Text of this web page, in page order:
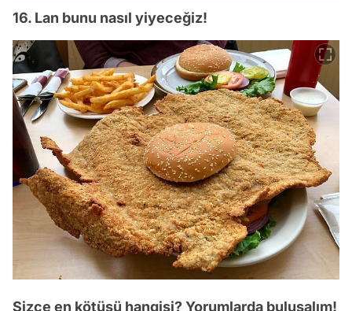
16. Lan bunu nasıl yiyeceğiz!
Sizce en kötüsü hangisi? Yorumlarda buluşalım!